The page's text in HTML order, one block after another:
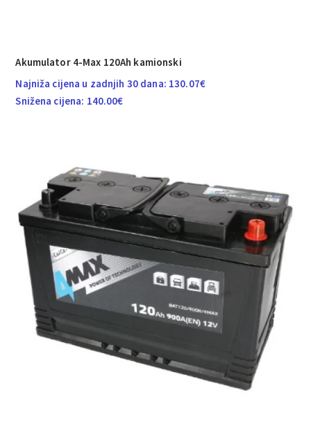
Akumulator 4-Max 120Ah kamionski
Najniža cijena u zadnjih 30 dana: 130.07€
Snižena cijena: 140.00€